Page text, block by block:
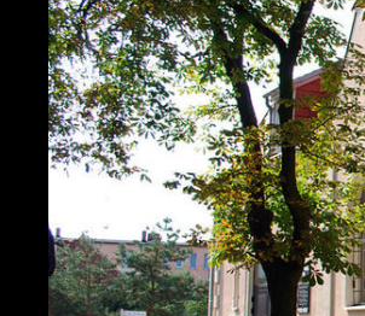
UTYLIZACJA ŚRODKÓW OCHRONY ROŚLIN